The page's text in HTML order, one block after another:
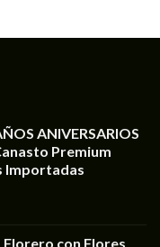
ANIVERSARIOS
Premium
Importadas
con Flores